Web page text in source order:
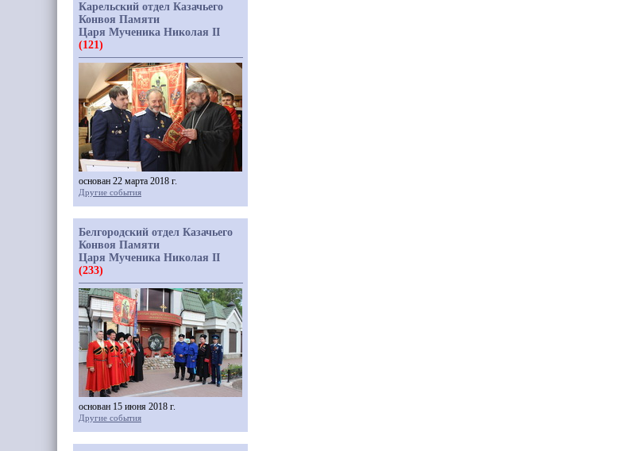
Карельский отдел Казачьего
Конвоя Памяти
Царя Мученика Николая II
(121)
основан 22 марта 2018 г.
Другие события
Белгородский отдел Казачьего
Конвоя Памяти
Царя Мученика Николая II
(233)
основан 15 июня 2018 г.
Другие события